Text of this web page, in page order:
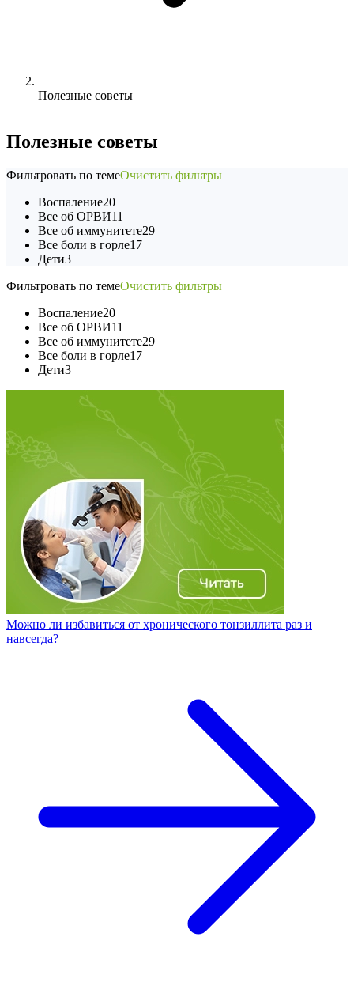
Полезные советы
Полезные советы
Фильтровать по темеОчистить фильтры
Воспаление20
Все об ОРВИ11
Все об иммунитете29
Все боли в горле17
Дети3
Фильтровать по темеОчистить фильтры
Воспаление20
Все об ОРВИ11
Все об иммунитете29
Все боли в горле17
Дети3
Можно ли избавиться от хронического тонзиллита раз и
навсегда?